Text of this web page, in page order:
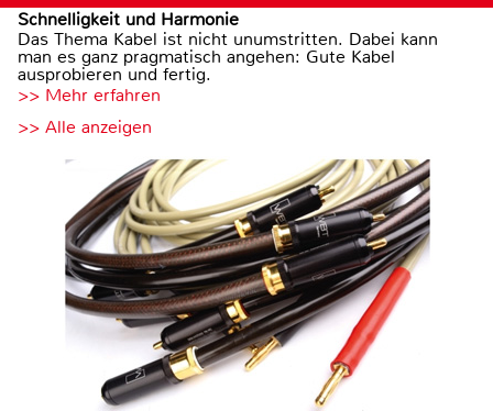
Schnelligkeit und Harmonie
Das Thema Kabel ist nicht unumstritten. Dabei kann
man es ganz pragmatisch angehen: Gute Kabel
ausprobieren und fertig.
>> Mehr erfahren
>> Alle anzeigen